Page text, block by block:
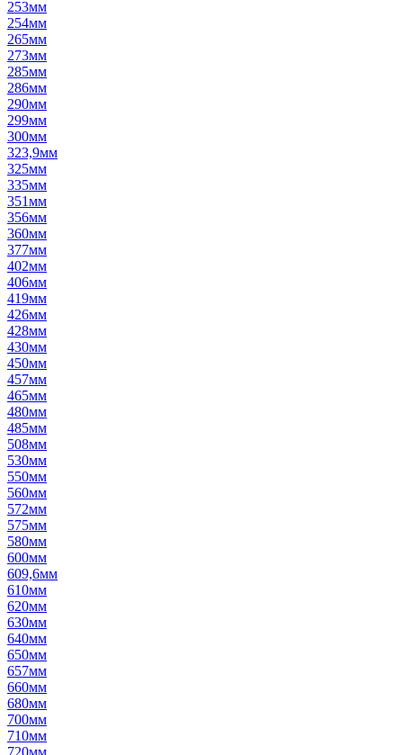
253мм
254мм
265мм
273мм
285мм
286мм
290мм
299мм
300мм
323,9мм
325мм
335мм
351мм
356мм
360мм
377мм
402мм
406мм
419мм
426мм
428мм
430мм
450мм
457мм
465мм
480мм
485мм
508мм
530мм
550мм
560мм
572мм
575мм
580мм
600мм
609,6мм
610мм
620мм
630мм
640мм
650мм
657мм
660мм
680мм
700мм
710мм
720мм